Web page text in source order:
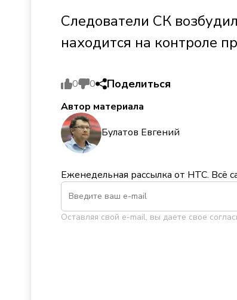
Следователи СК
находится на контроле
0 0 Поделиться
Автор материала
Булатов Евгений
Еженедельная рассылка от НТС. Всё
Оставляя свой e-mail, вы даете свое